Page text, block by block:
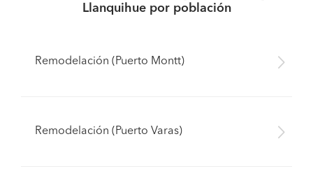
Llanquihue por población
Remodelación (Puerto Montt)
Remodelación (Puerto Varas)